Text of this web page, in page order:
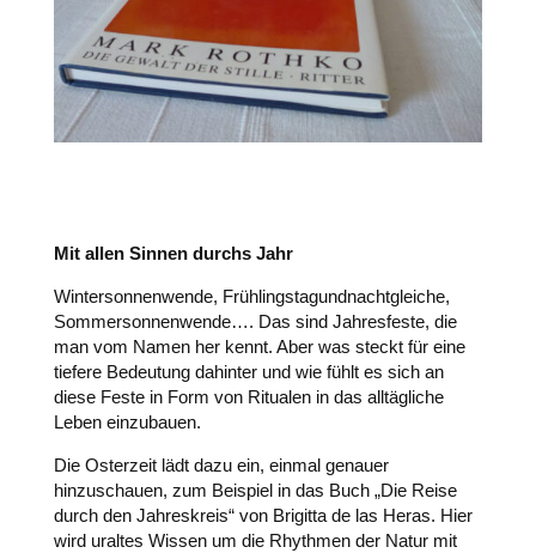
Mit allen Sinnen durchs Jahr
Wintersonnenwende, Frühlingstagundnachtgleiche,
Sommersonnenwende…. Das sind Jahresfeste, die
man vom Namen her kennt. Aber was steckt für eine
tiefere Bedeutung dahinter und wie fühlt es sich an
diese Feste in Form von Ritualen in das alltägliche
Leben einzubauen.
Die Osterzeit lädt dazu ein, einmal genauer
hinzuschauen, zum Beispiel in das Buch „Die Reise
durch den Jahreskreis“ von Brigitta de las Heras. Hier
wird uraltes Wissen um die Rhythmen der Natur mit